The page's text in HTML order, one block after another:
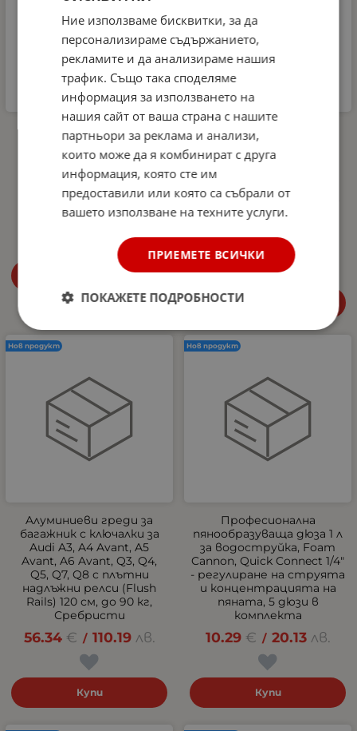
Микрофибърна къпра и
Гъба за почистване на
интериора на
автомобил Dunlop -
аромат Океан
4.99 € / 9.76 лв.
DIN 13164-2022 +
светлоотразителна
жилетка и авариен
Европейски стандарт,
покриващ новите
изисквания в Гърция
/ 52.81
Aлуминиеви греди за
багажник с ключалки за
Audi A3, A4 Avant, A5
Avant, A6 Avant, Q3, Q4,
Q5, Q7, Q8 с плътни
надлъжни релси (Flush
Rails) 120 см, до 90 кг,
Сребристи
56.34 € / 110.19 лв.
Купи
Нов продукт
Професионална
пянообразуваща дюза 1 л
за водоструйка, Foam
Cannon, Quick Connect 1/4"
- регулиране на струята
и концентрацията на
пяната, 5 дюзи в
комплекта
10.29 € / 20.13 лв.
Купи
Нов продукт
Ние използваме бисквитки, за да
персонализираме съдържанието,
рекламите и да анализираме нашия
трафик. Също така споделяме
информация за използването на
нашия сайт от ваша страна с нашите
партньори за реклама и анализи,
които може да я комбинират с друга
информация, която сте им
предоставили или която са събрали от
вашето използване на техните услуги.
ПРИЕМЕТЕ ВСИЧКИ
ПОКАЖЕТЕ ПОДРОБНОСТИ